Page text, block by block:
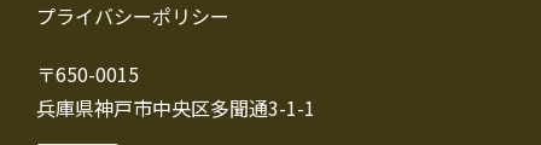
プライバシーポリシー
〒650-0015
兵庫県神戸市中央区多聞通3-1-1